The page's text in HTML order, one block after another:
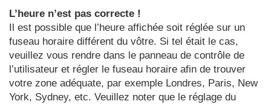
L’heure n’est pas correcte !
Il est possible que l’heure affichée soit réglée sur un
fuseau horaire différent du vôtre. Si tel était le cas,
veuillez vous rendre dans le panneau de contrôle de
l’utilisateur et régler le fuseau horaire afin de trouver
votre zone adéquate, par exemple Londres, Paris, New
York, Sydney, etc. Veuillez noter que le réglage du